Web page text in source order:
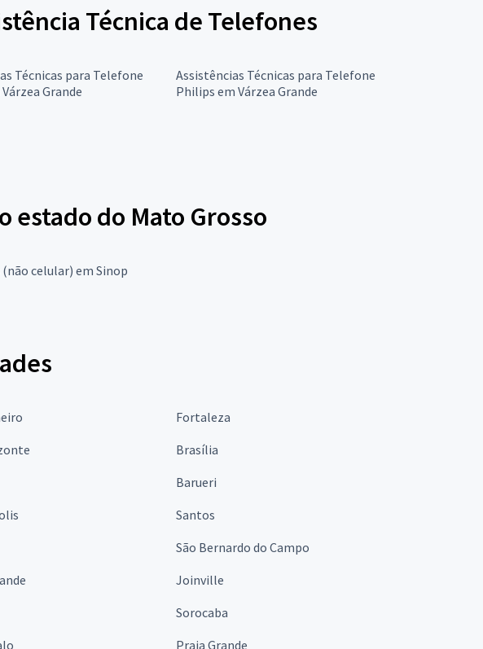
Técnica de Telefones
Técnicas para Telefone
Grande
Assistências Técnicas para Telefone
Philips em Várzea Grande
estado do Mato Grosso
celular) em Sinop
Fortaleza
Brasília
Barueri
Santos
São Bernardo do Campo
Joinville
Sorocaba
Praia Grande